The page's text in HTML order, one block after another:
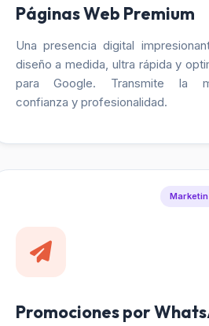
Páginas Web Premium
Una presencia digital
diseño a medida, ultra rápida y
para Google. Transmite la
confianza y profesionalidad.
Promociones por